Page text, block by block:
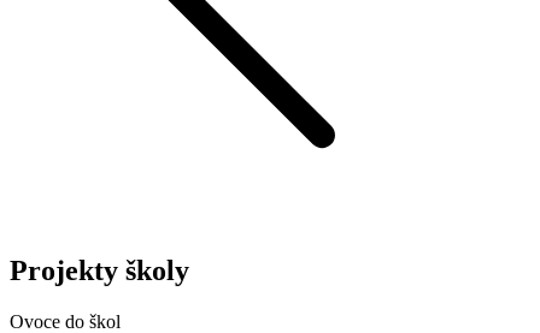
Projekty školy
Ovoce do škol